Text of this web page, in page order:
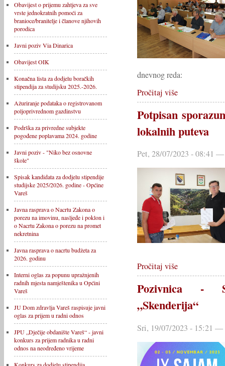
Obavijest o prijemu zahtjeva za sve
vrste jednokratnih pomoći za
branioce/branitelje i članove njihovih
porodica
Javni poziv Via Dinarica
Obavijest OIK
Konačna lista za dodjelu boračkih
stipendija za studijsku 2025.-2026.
Ažuriranje podataka o registrovanom
poljoprivrednom gazdinstvu
Podrška za privredne subjekte
pogođene poplavama 2024. godine
Javni poziv - "Niko bez osnovne
škole"
Spisak kandidata za dodjelu stipendije
studijske 2025/2026. godine - Općine
Vareš
Javna rasprava o Nacrtu Zakona o
porezu na imovinu, nasljeđe i poklon i
o Nacrtu Zakona o porezu na promet
nekretnina
Javna rasprava o nacrtu budžeta za
2026. godinu
Interni oglas za popunu upražnjenih
radnih mjesta namještenika u Općini
Vareš
JU Dom zdravlja Vareš raspisuje javni
oglas za prijem u radni odnos
JPU „Dječije obdanište Vareš“ - javni
konkurs za prijem radnika u radni
odnos na neodređeno vrijeme
dnevnog reda:
Pročitaj više
Potpisan
lokalnih puteva
Pet, 28/07/2023 - 08:41
Pročitaj više
Pozivnica -
„Skenderija“
Sri, 19/07/2023 - 15:21